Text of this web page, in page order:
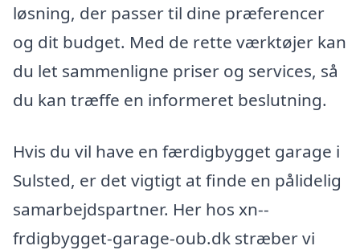
løsning, der passer til dine præferencer
og dit budget. Med de rette værktøjer kan
du let sammenligne priser og services, så
du kan træffe en informeret beslutning.
Hvis du vil have en færdigbygget garage i
Sulsted, er det vigtigt at finde en pålidelig
samarbejdspartner. Her hos xn--
frdigbygget-garage-oub.dk stræber vi